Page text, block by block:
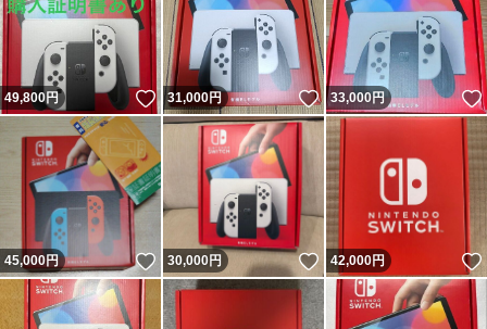
49,800円 いいね！
31,000円 いいね！
33,000円
45,000円 いいね！
30,000円 いいね！
42,000円